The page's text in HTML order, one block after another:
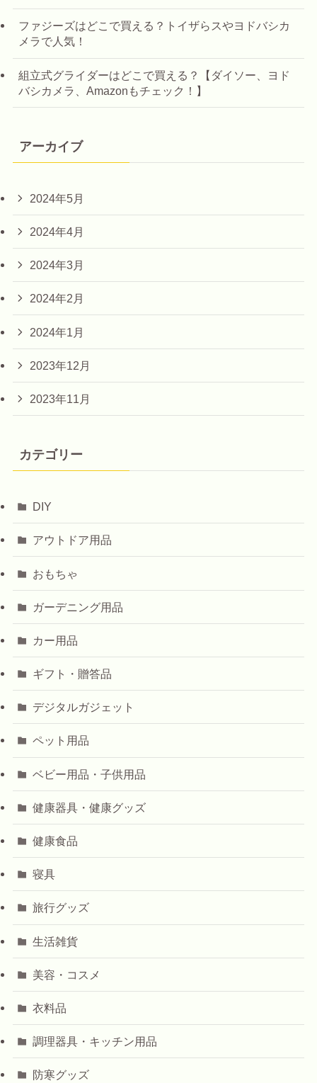
ファジーズはどこで買える？トイザらスやヨドバシカ
メラで人気！
組立式グライダーはどこで買える？【ダイソー、ヨド
バシカメラ、Amazonもチェック！】
アーカイブ
2024年5月
2024年4月
2024年3月
2024年2月
2024年1月
2023年12月
2023年11月
カテゴリー
DIY
アウトドア用品
おもちゃ
ガーデニング用品
カー用品
ギフト・贈答品
デジタルガジェット
ペット用品
ベビー用品・子供用品
健康器具・健康グッズ
健康食品
寝具
旅行グッズ
生活雑貨
美容・コスメ
衣料品
調理器具・キッチン用品
防寒グッズ